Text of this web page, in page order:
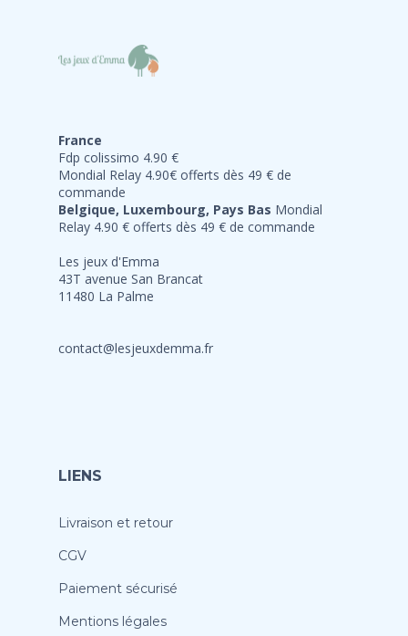
France
Fdp colissimo 4.90 €
Mondial Relay 4.90€ offerts dès 49 € de
commande
Belgique, Luxembourg, Pays Bas Mondial
Relay 4.90 € offerts dès 49 € de commande
Les jeux d'Emma
43T avenue San Brancat
11480 La Palme
contact@lesjeuxdemma.fr
LIENS
Livraison et retour
CGV
Paiement sécurisé
Mentions légales